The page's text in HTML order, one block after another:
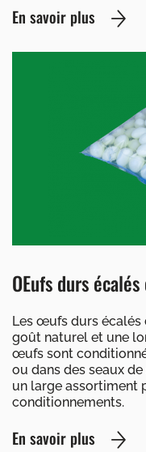
En savoir plus
OEufs durs
Les œufs durs écalés
goût naturel et une
œufs sont
ou dans des seaux
un large assortiment
conditionnements.
En savoir plus